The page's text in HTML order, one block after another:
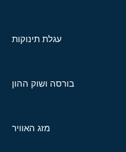
עגלת תינוקות
בורסה ושוק ההון
מזג האוויר